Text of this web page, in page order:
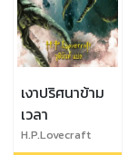
เงาปริศนาข้าม
เวลา
H.P.Lovecraft